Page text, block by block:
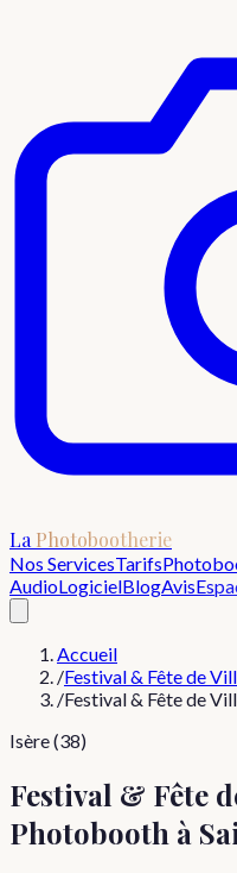
La Photobootherie
Nos ServicesTarifs
AudioLogicielBlogAvis
Accueil
/Festival & Fête de
/Festival & Fête de
Isère (38)
Festival & Fête
Photobooth à